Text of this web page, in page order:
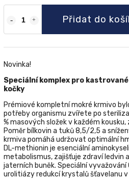
Přidat do
Novinka!
Speciální komplex pro
kočky
Prémiové kompletní mokré krmivo
potřeby organismu zvířete po
% masových složek v každém kousku,
Poměr bílkovin a tuků 8,5/2,5 a
krmiva pomáhá udržovat optimální
DL-methionin je esenciální
metabolismus, zajišťuje zdraví ledvin
jaterních buněk. Speciální vyvažování
urolitiázy redukcí krystalů šťavelanu v